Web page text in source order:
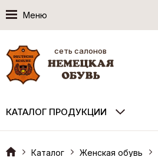
Меню
сеть салонов
КАТАЛОГ ПРОДУКЦИИ
Каталог Женская обувь